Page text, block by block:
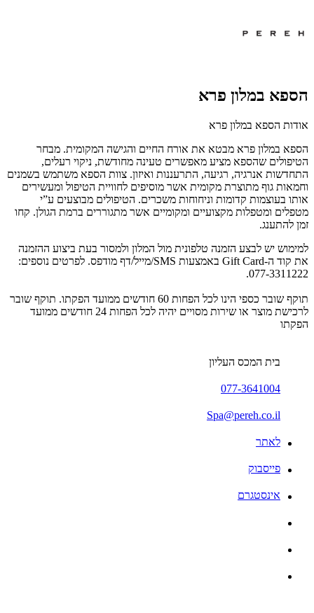
הספא במלון פרא
אודות הספא במלון פרא
הספא במלון פרא מבטא את אורח החיים והגישה המקומית. מבחר
הטיפולים שהספא מציע מאפשרים טעינה מחודשת, ניקוי רעלים,
התחדשות אנרגיה, רגיעה, התרעננות ואיזון. צוות הספא משתמש בשמנים
וחמאות גוף מתוצרת מקומית אשר מוסיפים לחוויית הטיפול ומעשירים
אותו בעוצמות קדומות וניחוחות משכרים. הטיפולים מבוצעים ע”י
מטפלים ומטפלות מקצועיים ומקומיים אשר מתגוררים ברמת הגולן. קחו
זמן להתענג.
למימוש יש לבצע הזמנה טלפונית מול המלון ולמסור בעת ביצוע ההזמנה
את קוד ה-Gift Card באמצעות SMS/מייל/דף מודפס. לפרטים נוספים:
077-3311222.
תוקף שובר כספי הינו לכל הפחות 60 חודשים ממועד הפקתו. תוקף שובר
לרכישת מוצר או שירות מסויים יהיה לכל הפחות 24 חודשים ממועד
הפקתו
בית המכס העליון
077-3641004
Spa@pereh.co.il
לאתר
פייסבוק
אינסטגרם